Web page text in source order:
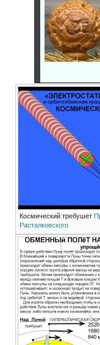
Космический требушет
Расталковского